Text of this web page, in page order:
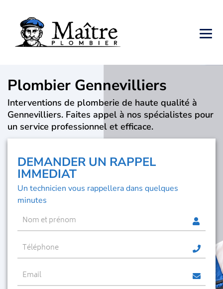
Plombier Gennevilliers
Interventions de plomberie de haute qualité à
Gennevilliers. Faites appel à nos spécialistes pour
un service professionnel et efficace.
DEMANDER UN RAPPEL
IMMEDIAT
Un technicien vous rappellera dans quelques
minutes